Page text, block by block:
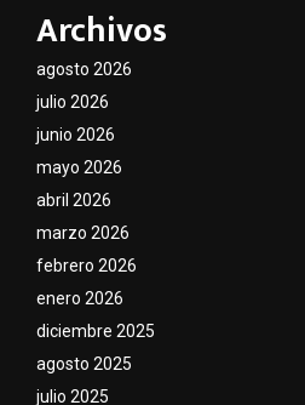
Archivos
agosto 2026
julio 2026
junio 2026
mayo 2026
abril 2026
marzo 2026
febrero 2026
enero 2026
diciembre 2025
agosto 2025
julio 2025